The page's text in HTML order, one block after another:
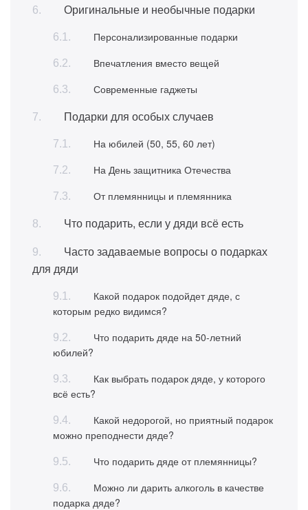
Оригинальные и необычные подарки
Персонализированные подарки
Впечатления вместо вещей
Современные гаджеты
Подарки для особых случаев
На юбилей (50, 55, 60 лет)
На День защитника Отечества
От племянницы и племянника
Что подарить, если у дяди всё есть
Часто задаваемые вопросы о подарках
для дяди
Какой подарок подойдет дяде, с
которым редко видимся?
Что подарить дяде на 50-летний
юбилей?
Как выбрать подарок дяде, у которого
всё есть?
Какой недорогой, но приятный подарок
можно преподнести дяде?
Что подарить дяде от племянницы?
Можно ли дарить алкоголь в качестве
подарка дяде?